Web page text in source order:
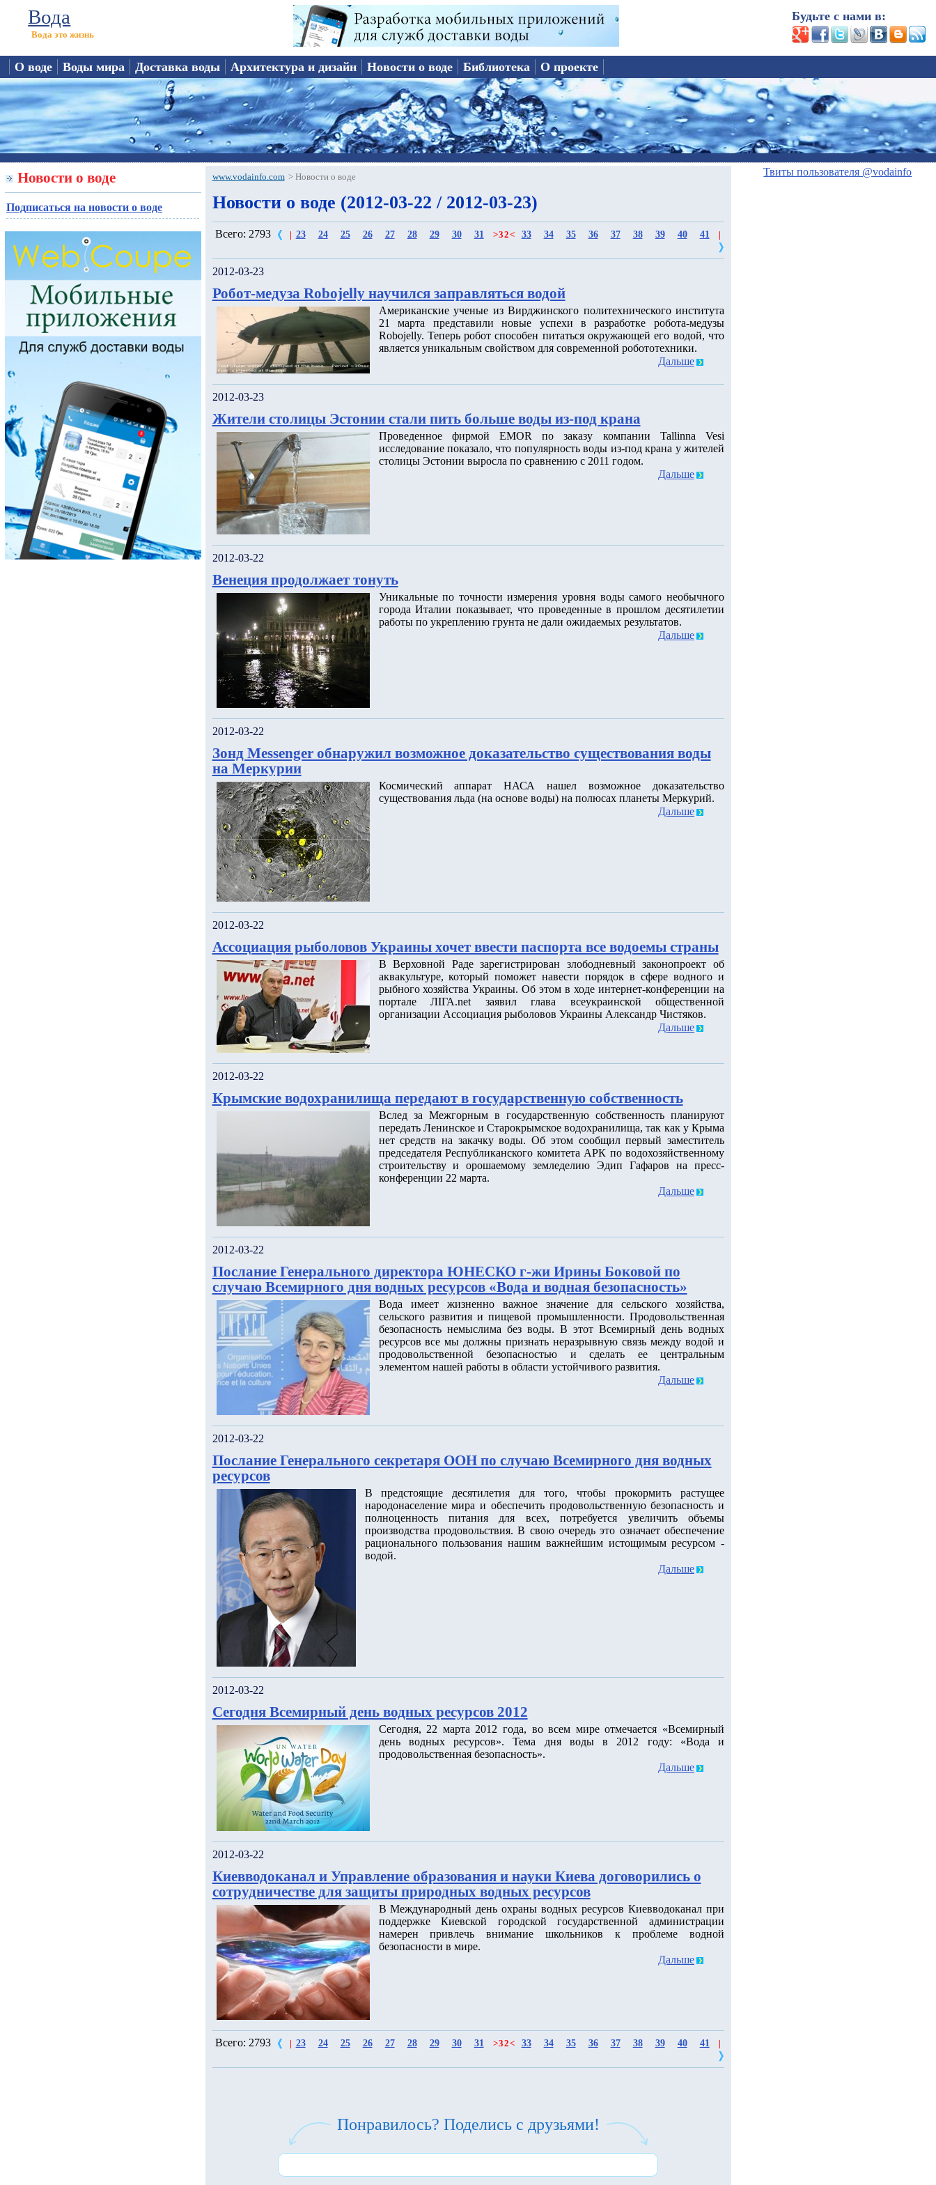
Вода
Вода это жизнь
Будьте с нами в:
О воде Воды мира Доставка воды Архитектура и дизайн Новости о воде Библиотека О проекте
Новости о воде
Подписаться на новости о воде
www.vodainfo.com > Новости о воде
Новости о воде (2012-03-22 / 2012-03-23)
Всего: 2793 23 24 25 26 27 28 29 30 31 >32< 33 34 35 36 37 38 39 40 41
2012-03-23
Робот-медуза Robojelly научился заправляться водой
Американские ученые из Вирджинского политехнического института
21 марта представили новые успехи в разработке робота-медузы
Robojelly. Теперь робот способен питаться окружающей его водой, что
является уникальным свойством для современной робототехники.
Дальше
2012-03-23
Жители столицы Эстонии стали пить больше воды из-под крана
Проведенное фирмой EMOR по заказу компании Tallinna Vesi
исследование показало, что популярность воды из-под крана у жителей
столицы Эстонии выросла по сравнению с 2011 годом.
Дальше
2012-03-22
Венеция продолжает тонуть
Уникальные по точности измерения уровня воды самого необычного
города Италии показывает, что проведенные в прошлом десятилетии
работы по укреплению грунта не дали ожидаемых результатов.
Дальше
2012-03-22
Зонд Messenger обнаружил возможное доказательство существования воды
на Меркурии
Космический аппарат НАСА нашел возможное доказательство
существования льда (на основе воды) на полюсах планеты Меркурий.
Дальше
2012-03-22
Ассоциация рыболовов Украины хочет ввести паспорта все водоемы страны
В Верховной Раде зарегистрирован злободневный законопроект об
аквакультуре, который поможет навести порядок в сфере водного и
рыбного хозяйства Украины. Об этом в ходе интернет-конференции на
портале ЛІГА.net заявил глава всеукраинской общественной
организации Ассоциация рыболовов Украины Александр Чистяков.
Дальше
2012-03-22
Крымские водохранилища передают в государственную собственность
Вслед за Межгорным в государственную собственность планируют
передать Ленинское и Старокрымское водохранилища, так как у Крыма
нет средств на закачку воды. Об этом сообщил первый заместитель
председателя Республиканского комитета АРК по водохозяйственному
строительству и орошаемому земледелию Эдип Гафаров на пресс-
конференции 22 марта.
Дальше
2012-03-22
Послание Генерального директора ЮНЕСКО г-жи Ирины Боковой по
случаю Всемирного дня водных ресурсов «Вода и водная безопасность»
Вода имеет жизненно важное значение для сельского хозяйства,
сельского развития и пищевой промышленности. Продовольственная
безопасность немыслима без воды. В этот Всемирный день водных
ресурсов все мы должны признать неразрывную связь между водой и
продовольственной безопасностью и сделать ее центральным
элементом нашей работы в области устойчивого развития.
Дальше
2012-03-22
Послание Генерального секретаря ООН по случаю Всемирного дня водных
ресурсов
В предстоящие десятилетия для того, чтобы прокормить растущее
народонаселение мира и обеспечить продовольственную безопасность и
полноценность питания для всех, потребуется увеличить объемы
производства продовольствия. В свою очередь это означает обеспечение
рационального пользования нашим важнейшим истощимым ресурсом -
водой.
Дальше
2012-03-22
Сегодня Всемирный день водных ресурсов 2012
Сегодня, 22 марта 2012 года, во всем мире отмечается «Всемирный
день водных ресурсов». Тема дня воды в 2012 году: «Вода и
продовольственная безопасность».
Дальше
2012-03-22
Киевводоканал и Управление образования и науки Киева договорились о
сотрудничестве для защиты природных водных ресурсов
В Международный день охраны водных ресурсов Киевводоканал при
поддержке Киевской городской государственной администрации
намерен привлечь внимание школьников к проблеме водной
безопасности в мире.
Дальше
Всего: 2793 23 24 25 26 27 28 29 30 31 >32< 33 34 35 36 37 38 39 40 41
Понравилось? Поделись с друзьями!
Твиты пользователя @vodainfo